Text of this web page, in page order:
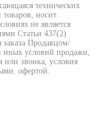
технических
товаров, носит
не является
Статьи 437(2)
Продавцом/
иных условий продажи,
или звонка, условия
офертой.